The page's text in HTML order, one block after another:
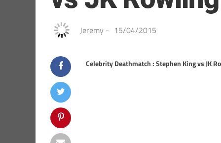
Jeremy - 15/04/2015
Celebrity Deathmatch : Stephen King vs JK